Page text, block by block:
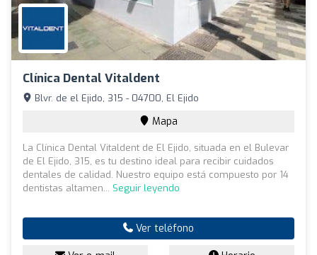
Clínica Dental Vitaldent
Blvr. de el Ejido, 315 - 04700, El Ejido
Mapa
La Clínica Dental Vitaldent de El Ejido, situada en el Bulevar
de El Ejido, 315, es tu destino ideal para recibir cuidados
dentales de calidad. Nuestro equipo está compuesto por 14
dentistas altamen... Seguir leyendo
Ver teléfono